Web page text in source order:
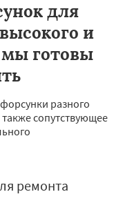
для
и
мы готовы
разного
сопутствующее
ремонта